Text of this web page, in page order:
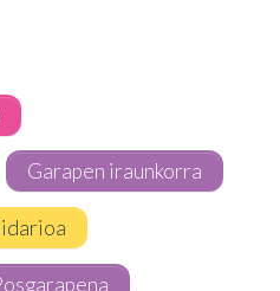
Garapen iraunkorra